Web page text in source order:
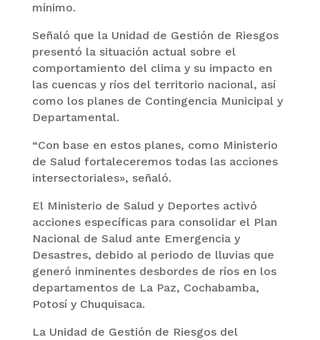
mínimo.
Señaló que la Unidad de Gestión de Riesgos
presentó la situación actual sobre el
comportamiento del clima y su impacto en
las cuencas y ríos del territorio nacional, así
como los planes de Contingencia Municipal y
Departamental.
“Con base en estos planes, como Ministerio
de Salud fortaleceremos todas las acciones
intersectoriales», señaló.
El Ministerio de Salud y Deportes activó
acciones específicas para consolidar el Plan
Nacional de Salud ante Emergencia y
Desastres, debido al periodo de lluvias que
generó inminentes desbordes de ríos en los
departamentos de La Paz, Cochabamba,
Potosí y Chuquisaca.
La Unidad de Gestión de Riesgos del